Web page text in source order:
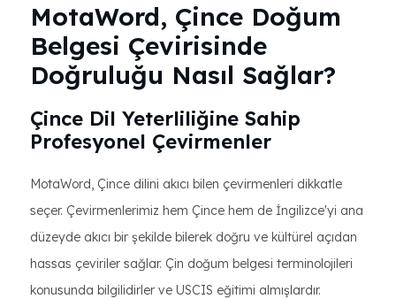
MotaWord, Çince Doğum
Belgesi Çevirisinde
Doğruluğu Nasıl Sağlar?
Çince Dil Yeterliliğine Sahip
Profesyonel Çevirmenler
MotaWord, Çince dilini akıcı bilen çevirmenleri dikkatle
seçer. Çevirmenlerimiz hem Çince hem de İngilizce'yi ana
düzeyde akıcı bir şekilde bilerek doğru ve kültürel açıdan
hassas çeviriler sağlar. Çin doğum belgesi terminolojileri
konusunda bilgilidirler ve USCIS eğitimi almışlardır.